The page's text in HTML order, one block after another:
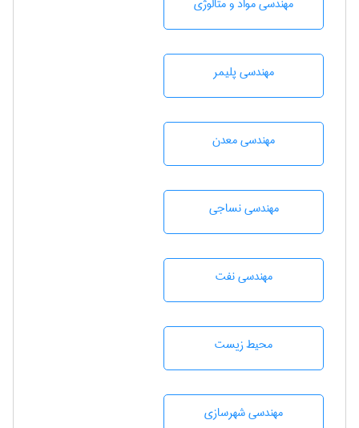
مهندسی پليمر
مهندسی معدن
مهندسي نساجی
مهندسی نفت
محيط زيست
مهندسی شهرسازی